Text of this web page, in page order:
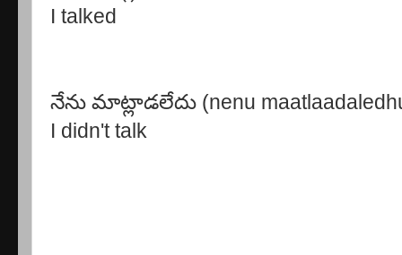
I talked
నేను మాట్లాడలేదు (nenu
I didn't talk